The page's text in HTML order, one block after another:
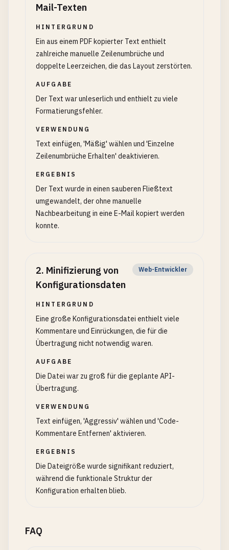
Mail-Texten
HINTERGRUND
Ein aus einem PDF kopierter Text enthielt
zahlreiche manuelle Zeilenumbrüche und
doppelte Leerzeichen, die das Layout zerstörten.
AUFGABE
Der Text war unleserlich und enthielt zu viele
Formatierungsfehler.
VERWENDUNG
Text einfügen, 'Mäßig' wählen und 'Einzelne
Zeilenumbrüche Erhalten' deaktivieren.
ERGEBNIS
Der Text wurde in einen sauberen Fließtext
umgewandelt, der ohne manuelle
Nachbearbeitung in eine E-Mail kopiert werden
konnte.
2. Minifizierung von
Konfigurationsdaten
Web-Entwickler
HINTERGRUND
Eine große Konfigurationsdatei enthielt viele
Kommentare und Einrückungen, die für die
Übertragung nicht notwendig waren.
AUFGABE
Die Datei war zu groß für die geplante API-
Übertragung.
VERWENDUNG
Text einfügen, 'Aggressiv' wählen und 'Code-
Kommentare Entfernen' aktivieren.
ERGEBNIS
Die Dateigröße wurde signifikant reduziert,
während die funktionale Struktur der
Konfiguration erhalten blieb.
FAQ